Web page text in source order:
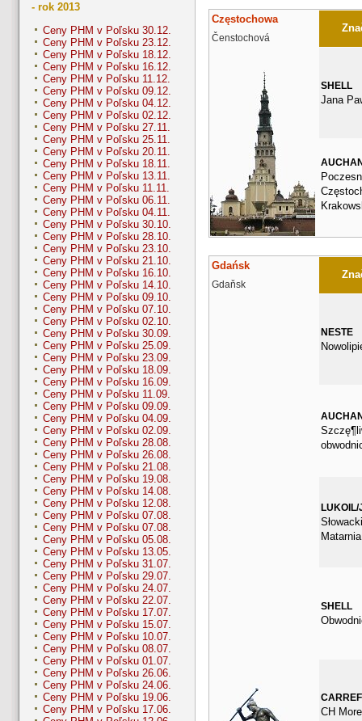
- rok 2013
Ceny PHM v Poľsku 30.12.
Ceny PHM v Poľsku 23.12.
Ceny PHM v Poľsku 18.12.
Ceny PHM v Poľsku 16.12.
Ceny PHM v Poľsku 11.12.
Ceny PHM v Poľsku 09.12.
Ceny PHM v Poľsku 04.12.
Ceny PHM v Poľsku 02.12.
Ceny PHM v Poľsku 27.11.
Ceny PHM v Poľsku 25.11.
Ceny PHM v Poľsku 20.11.
Ceny PHM v Poľsku 18.11.
Ceny PHM v Poľsku 13.11.
Ceny PHM v Poľsku 11.11.
Ceny PHM v Poľsku 06.11.
Ceny PHM v Poľsku 04.11.
Ceny PHM v Poľsku 30.10.
Ceny PHM v Poľsku 28.10.
Ceny PHM v Poľsku 23.10.
Ceny PHM v Poľsku 21.10.
Ceny PHM v Poľsku 16.10.
Ceny PHM v Poľsku 14.10.
Ceny PHM v Poľsku 09.10.
Ceny PHM v Poľsku 07.10.
Ceny PHM v Poľsku 02.10.
Ceny PHM v Poľsku 30.09.
Ceny PHM v Poľsku 25.09.
Ceny PHM v Poľsku 23.09.
Ceny PHM v Poľsku 18.09.
Ceny PHM v Poľsku 16.09.
Ceny PHM v Poľsku 11.09.
Ceny PHM v Poľsku 09.09.
Ceny PHM v Poľsku 04.09.
Ceny PHM v Poľsku 02.09.
Ceny PHM v Poľsku 28.08.
Ceny PHM v Poľsku 26.08.
Ceny PHM v Poľsku 21.08.
Ceny PHM v Poľsku 19.08.
Ceny PHM v Poľsku 14.08.
Ceny PHM v Poľsku 12.08.
Ceny PHM v Poľsku 07.08.
Ceny PHM v Poľsku 07.08.
Ceny PHM v Poľsku 05.08.
Ceny PHM v Poľsku 13.05.
Ceny PHM v Poľsku 31.07.
Ceny PHM v Poľsku 29.07.
Ceny PHM v Poľsku 24.07.
Ceny PHM v Poľsku 22.07.
Ceny PHM v Poľsku 17.07.
Ceny PHM v Poľsku 15.07.
Ceny PHM v Poľsku 10.07.
Ceny PHM v Poľsku 08.07.
Ceny PHM v Poľsku 01.07.
Ceny PHM v Poľsku 26.06.
Ceny PHM v Poľsku 24.06.
Ceny PHM v Poľsku 19.06.
Ceny PHM v Poľsku 17.06.
Częstochowa
Čenstochová
SHELL
Jana
Gdańsk
Gdaňsk
NESTE
LUKOIL/
SHELL
CH